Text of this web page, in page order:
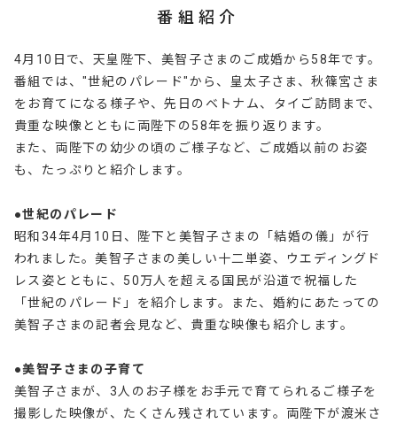
番組紹介
4月10日で、天皇陛下、美智子さまのご成婚から58年です。
番組では、"世紀のパレード"から、皇太子さま、秋篠宮さま
をお育てになる様子や、先日のベトナム、タイご訪問まで、
貴重な映像とともに両陛下の58年を振り返ります。
また、両陛下の幼少の頃のご様子など、ご成婚以前のお姿
も、たっぷりと紹介します。
●世紀のパレード
昭和34年4月10日、陛下と美智子さまの「結婚の儀」が行
われました。美智子さまの美しい十二単姿、ウエディングド
レス姿とともに、50万人を超える国民が沿道で祝福した
「世紀のパレード」を紹介します。また、婚約にあたっての
美智子さまの記者会見など、貴重な映像も紹介します。
●美智子さまの子育て
美智子さまが、3人のお子様をお手元で育てられるご様子を
撮影した映像が、たくさん残されています。両陛下が渡米さ